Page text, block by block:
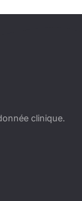
clinique.